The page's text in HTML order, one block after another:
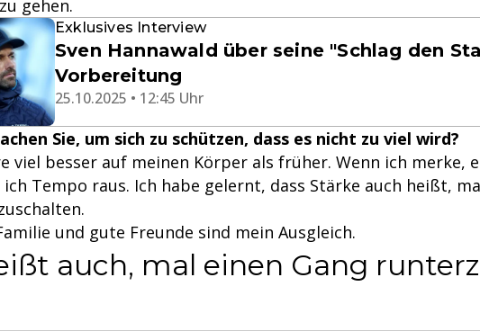
gehen.
Exklusives Interview
Sven Hannawald über seine "Schlag den
Vorbereitung
25.10.2025 • 12:45 Uhr
Sie, um sich zu schützen, dass es nicht zu viel wird?
viel besser auf meinen Körper als früher. Wenn ich merke,
ich Tempo raus. Ich habe gelernt, dass Stärke auch heißt,
und gute Freunde sind mein Ausgleich.
auch, mal einen Gang